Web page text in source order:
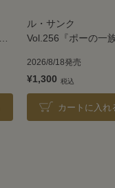
ル・サンク
Vol.256『ポーの一
2026/8/18発売
¥1,300
カートに入れ